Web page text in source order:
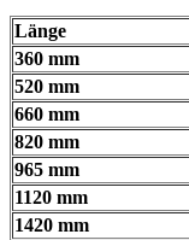
Länge
360 mm
520 mm
660 mm
820 mm
965 mm
1120 mm
1420 mm